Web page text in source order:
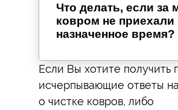
Что делать, если за
ковром не приехали
назначенное время?
Если Вы хотите получить
исчерпывающие ответы
о чистке ковров, либо